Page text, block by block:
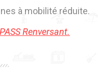
à mobilité réduite.
PASS Renversant.